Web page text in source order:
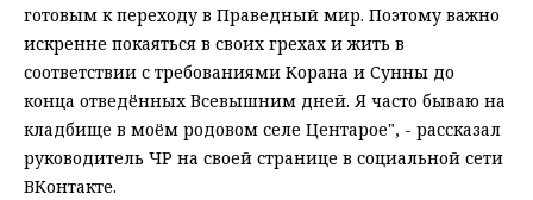
готовым к переходу в Праведный мир. Поэтому важно
искренне покаяться в своих грехах и жить в
соответствии с требованиями Корана и Сунны до
конца отведённых Всевышним дней. Я часто бываю на
кладбище в моём родовом селе Центарое", - рассказал
руководитель ЧР на своей странице в социальной сети
ВКонтакте.